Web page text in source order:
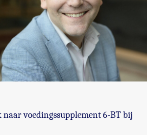
voedingssupplement 6-BT bij